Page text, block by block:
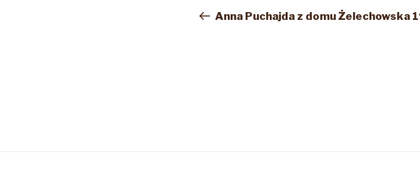
wpisu
wpis
Anna Puchajda z domu Żelechowska